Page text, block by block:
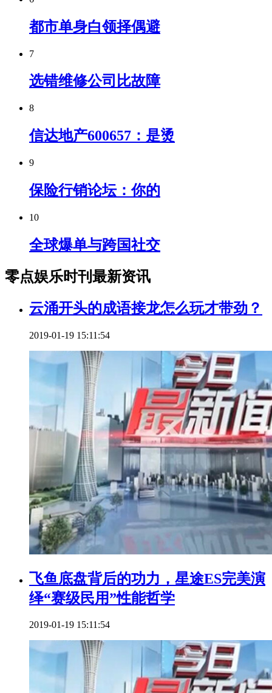
都市单身白领择偶避
7
选错维修公司比故障
8
信达地产600657：是烫
9
保险行销论坛：你的
10
全球爆单与跨国社交
零点娱乐时刊最新资讯
云涌开头的成语接龙怎么玩才带劲？
2019-01-19 15:11:54
飞鱼底盘背后的功力，星途ES完美演
绎“赛级民用”性能哲学
2019-01-19 15:11:54